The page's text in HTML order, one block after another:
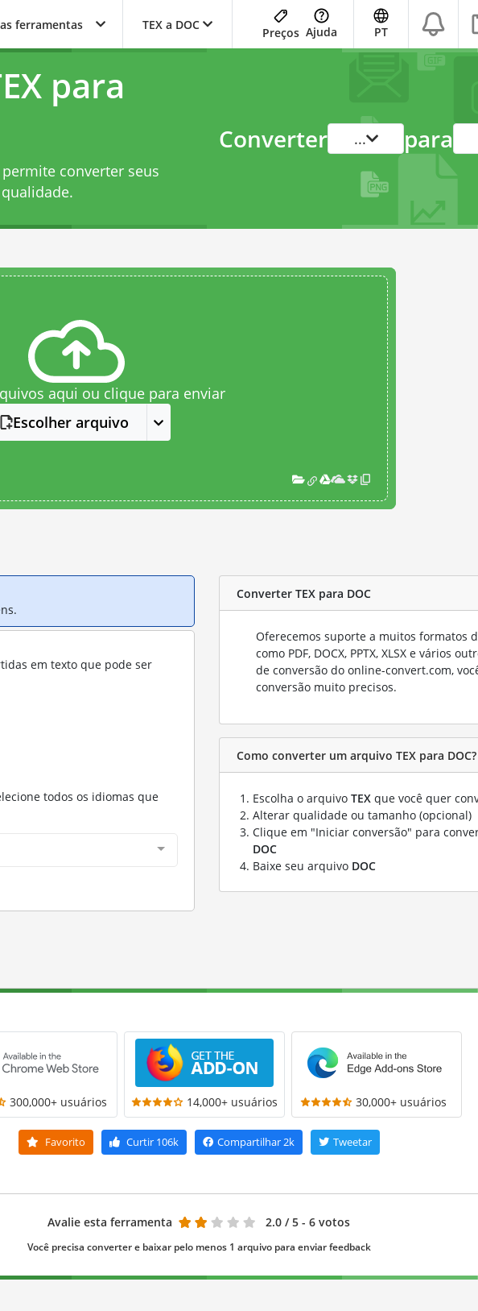
ferramentas TEX a DOC
Preços Ajuda PT
para
converter seus
Converter ... para
aqui ou clique para enviar
Escolher arquivo
em texto que pode ser
todos os idiomas que
Converter TEX para DOC
Oferecemos suporte a muitos formatos
como PDF, DOCX, PPTX, XLSX e vários
de conversão do online-convert.com,
conversão muito precisos.
Como converter um arquivo TEX para DOC?
Escolha o arquivo TEX que você quer
Alterar qualidade ou tamanho (opcional)
Clique em "Iniciar conversão" para
DOC
Baixe seu arquivo DOC
300,000+ usuários 14,000+ usuários 30,000+ usuários
Favorito Curtir106k Compartilhar2k Tweetar
Avalie esta ferramenta 2.0 / 5 - 6 votos
Você precisa converter e baixar pelo menos 1 arquivo para enviar feedback